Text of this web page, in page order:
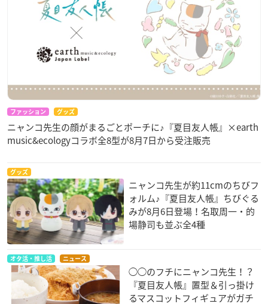
ファッション グッズ
ニャンコ先生の顔がまるごとポーチに♪『夏目友人帳』×earth
music&ecologyコラボ全8型が8月7日から受注販売
グッズ
ニャンコ先生が約11cmのちびフ
ォルム♪『夏目友人帳』ちびぐる
みが8月6日登場！名取周一・的
場静司も並ぶ全4種
オタ活・推し活 ニュース
◯◯のフチにニャンコ先生！？
『夏目友人帳』置型＆引っ掛け
るマスコットフィギュアがガチ